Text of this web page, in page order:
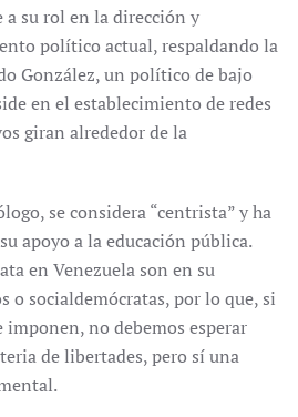
a su rol en la dirección y
político actual, respaldando la
González, un político de bajo
en el establecimiento de redes
giran alrededor de la
se considera “centrista” y ha
apoyo a la educación pública.
en Venezuela son en su
o socialdemócratas, por lo que, si
imponen, no debemos esperar
de libertades, pero sí una